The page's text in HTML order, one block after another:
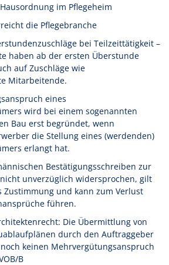
im Pflegeheim
die Pflegebranche
bei Teilzeittätigkeit –
haben ab der ersten Überstunde
auf Zuschläge wie
Mitarbeitende.
eines
wird bei einem sogenannten
Bau erst begründet, wenn
die Stellung eines (werdenden)
erlangt hat.
Bestätigungsschreiben zur
unverzüglich widersprochen, gilt
Zustimmung und kann zum Verlust
führen.
Die Übermittlung von
durch den Auftraggeber
keinen Mehrvergütungsanspruch
B